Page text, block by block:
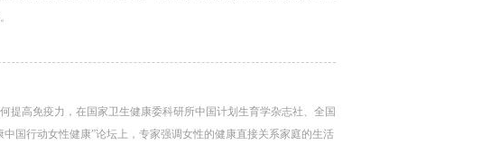
提高免疫力，在国家卫生健康委科研所中国计划生育学杂志社、全国
国行动女性健康”论坛上，专家强调女性的健康直接关系家庭的生活